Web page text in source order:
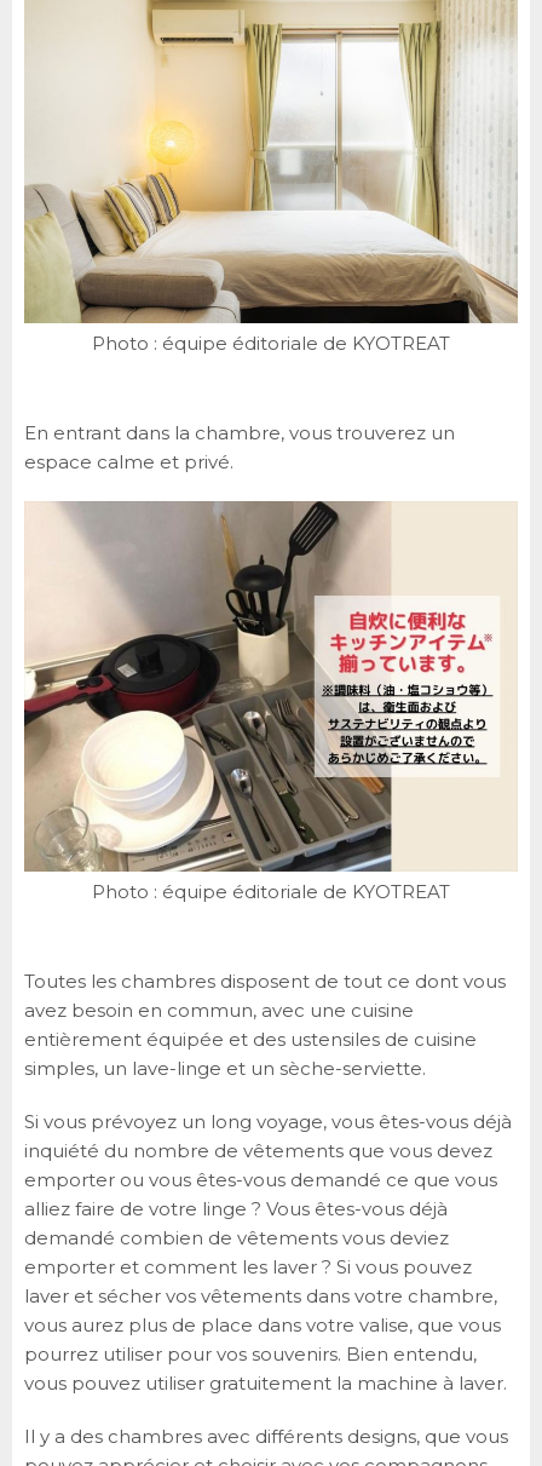
Photo : équipe éditoriale de KYOTREAT
En entrant dans la chambre, vous trouverez un
espace calme et privé.
Photo : équipe éditoriale de KYOTREAT
Toutes les chambres disposent de tout ce dont vous
avez besoin en commun, avec une cuisine
entièrement équipée et des ustensiles de cuisine
simples, un lave-linge et un sèche-serviette.
Si vous prévoyez un long voyage, vous êtes-vous déjà
inquiété du nombre de vêtements que vous devez
emporter ou vous êtes-vous demandé ce que vous
alliez faire de votre linge ? Vous êtes-vous déjà
demandé combien de vêtements vous deviez
emporter et comment les laver ? Si vous pouvez
laver et sécher vos vêtements dans votre chambre,
vous aurez plus de place dans votre valise, que vous
pourrez utiliser pour vos souvenirs. Bien entendu,
vous pouvez utiliser gratuitement la machine à laver.
Il y a des chambres avec différents designs, que vous